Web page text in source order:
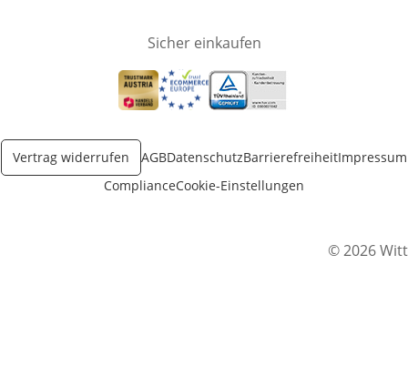
Sicher einkaufen
Öffnet in neuem Fenster
Öffnet in neuem Fenster
Öffnet in neuem Fenster
Vertrag widerrufen AGBDatenschutzBarrierefreiheitImpressum
ComplianceCookie-Einstellungen
© 2026 Witt